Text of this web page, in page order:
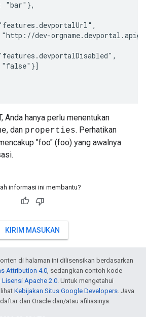
"bar"},
dev-
Anda hanya perlu menentukan
, dan properties. Perhatikan
"foo" (foo) yang awalnya
informasi ini membantu?
KIRIM MASUKAN
di halaman ini dilisensikan berdasarkan
Attribution 4.0, sedangkan contoh kode
Lisensi Apache 2.0. Untuk mengetahui
Kebijakan Situs Google Developers. Java
dari Oracle dan/atau afiliasinya.